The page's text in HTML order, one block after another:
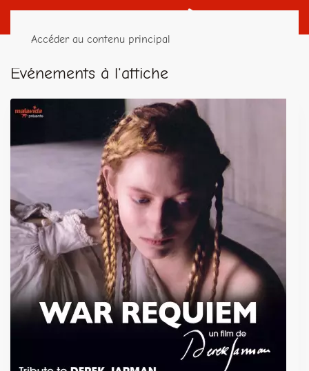
Accéder au contenu principal
Événements à l'affiche